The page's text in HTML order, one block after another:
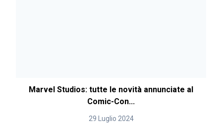
Marvel Studios: tutte le novità annunciate al
Comic-Con...
29 Luglio 2024